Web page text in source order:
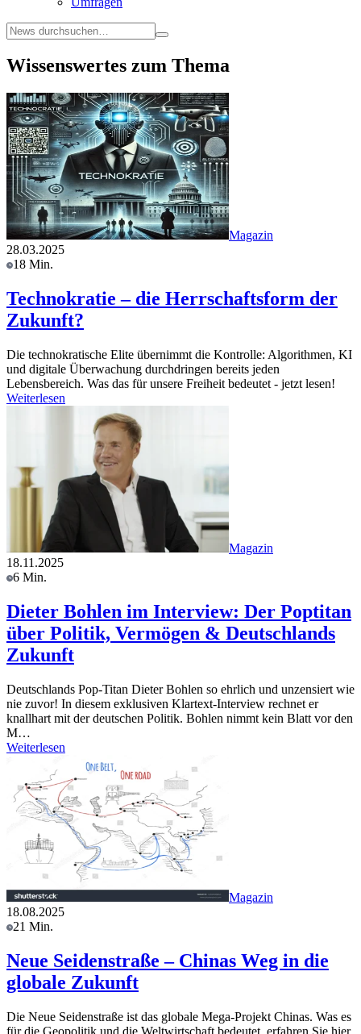
Wissenswertes zum Thema
Magazin
28.03.2025
18 Min.
Technokratie – die Herrschaftsform der
Zukunft?
Die technokratische Elite übernimmt die Kontrolle: Algorithmen, KI
und digitale Überwachung durchdringen bereits jeden
Lebensbereich. Was das für unsere Freiheit bedeutet - jetzt lesen!
Weiterlesen
Magazin
18.11.2025
6 Min.
Dieter Bohlen im Interview: Der Poptitan
über Politik, Vermögen & Deutschlands
Zukunft
Deutschlands Pop-Titan Dieter Bohlen so ehrlich und unzensiert wie
nie zuvor! In diesem exklusiven Klartext-Interview rechnet er
knallhart mit der deutschen Politik. Bohlen nimmt kein Blatt vor den
M…
Weiterlesen
Magazin
18.08.2025
21 Min.
Neue Seidenstraße – Chinas Weg in die
globale Zukunft
Die Neue Seidenstraße ist das globale Mega-Projekt Chinas. Was es
für die Geopolitik und die Weltwirtschaft bedeutet, erfahren Sie hier.